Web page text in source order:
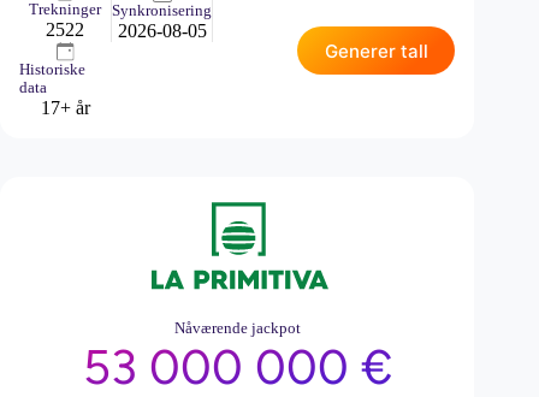
Trekninger
2522
Synkronisering
2026-08-05
Historiske
data
17+ år
Generer tall
Nåværende jackpot
53 000 000 €